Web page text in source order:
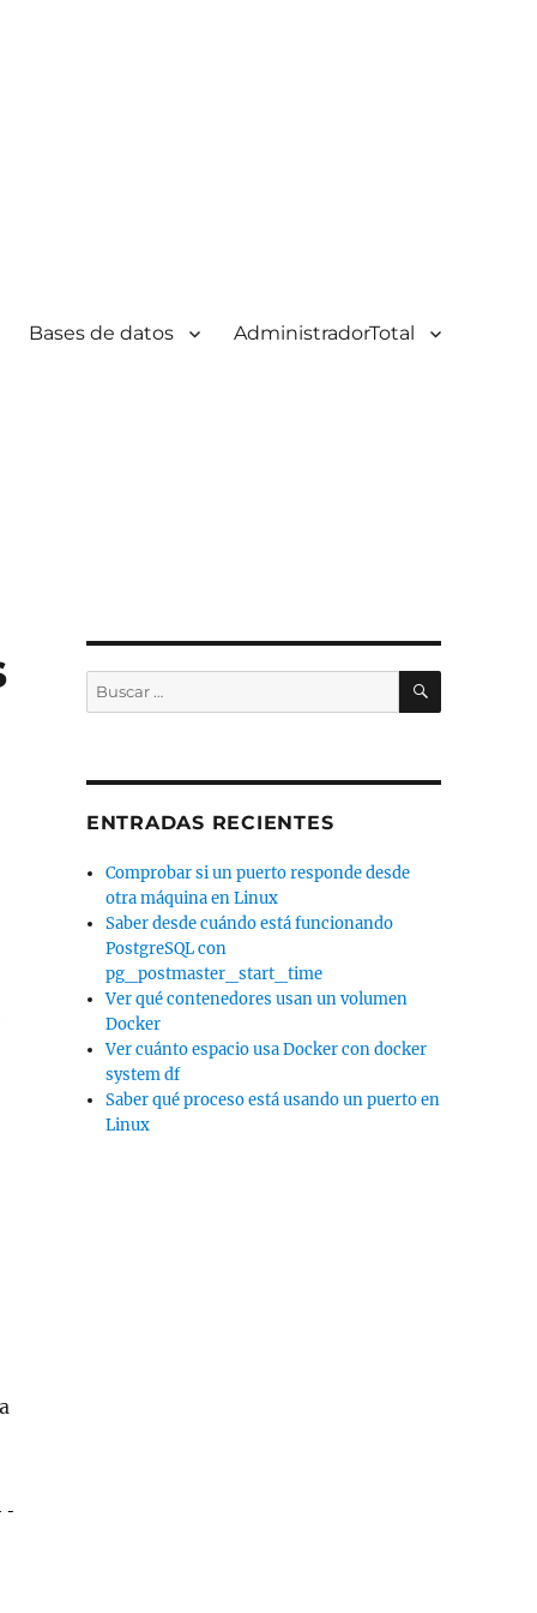
Bases de datos AdministradorTotal
--password MONGODBUSERPASSWORD --
Buscar
por:
BUSCAR
ENTRADAS RECIENTES
Comprobar si un puerto responde desde
otra máquina en Linux
Saber desde cuándo está funcionando
PostgreSQL con
pg_postmaster_start_time
Ver qué contenedores usan un volumen
Docker
Ver cuánto espacio usa Docker con docker
system df
Saber qué proceso está usando un puerto en
Linux